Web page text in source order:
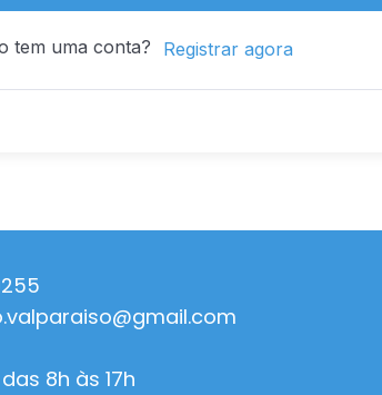
tem uma conta? Registrar agora
8h às 17h